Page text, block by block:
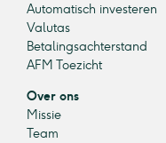
Automatisch investeren
Valutas
Betalingsachterstand
AFM Toezicht
Over ons
Missie
Team